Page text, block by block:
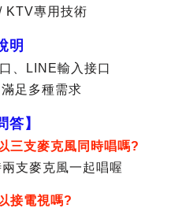
KTV專用技術
明
、LINE輸入接口
足多種需求
答】
三支麥克風同時唱嗎?
支麥克風一起唱喔
接電視嗎?